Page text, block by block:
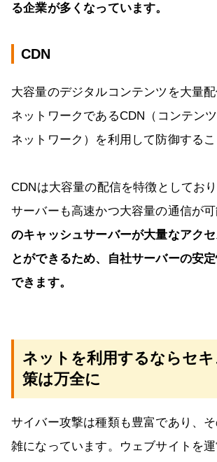
る企業が多くなっています。
CDN
大容量のデジタルコンテンツを大量
ネットワークであるCDN（コンテン
ネットワーク）を利用して防御するこ
CDNは大容量の配信を特徴としてお
サーバーも高速かつ大容量の通信が
のキャッシュサーバーが大量なアク
とができるため、自社サーバーの安
できます。
ネットを利用するならセ
策は万全に
サイバー攻撃は種類も豊富であり、
雑になっています。ウェブサイトを